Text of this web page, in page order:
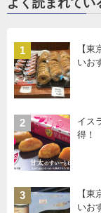
よく読まれてい
1
【
いお
2
イス
得！
3
【
いお